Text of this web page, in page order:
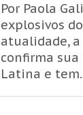
Por Paola
explosivos
atualidade,
confirma
Latina e